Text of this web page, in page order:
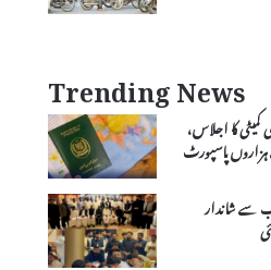
Trending News
کمیٹی کا اجلاس،
پاسپورٹ
سے شاندار